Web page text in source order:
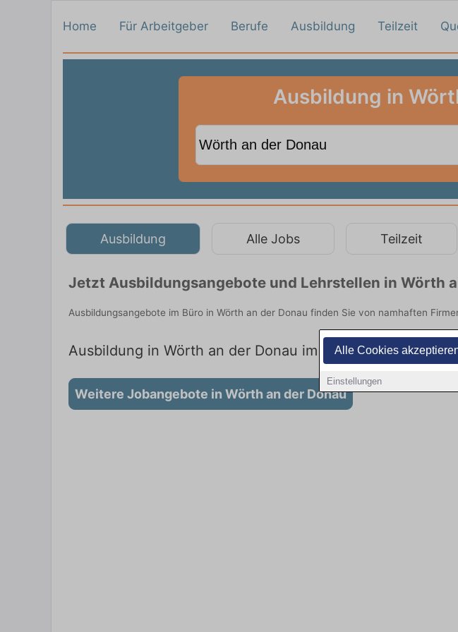
Alle Cookies
Einstellungen
Home Für Arbeitgeber Berufe Ausbildung Teilzeit
Ausbildung in
Ausbildung Alle Jobs Teilzeit
Jetzt Ausbildungsangebote und Lehrstellen in Wörth
Ausbildungsangebote im Büro in Wörth an der Donau finden Sie von namhaften
Ausbildung in Wörth an der Donau im Büro: Aktuell gibt
Weitere Jobangebote in Wörth an der Donau